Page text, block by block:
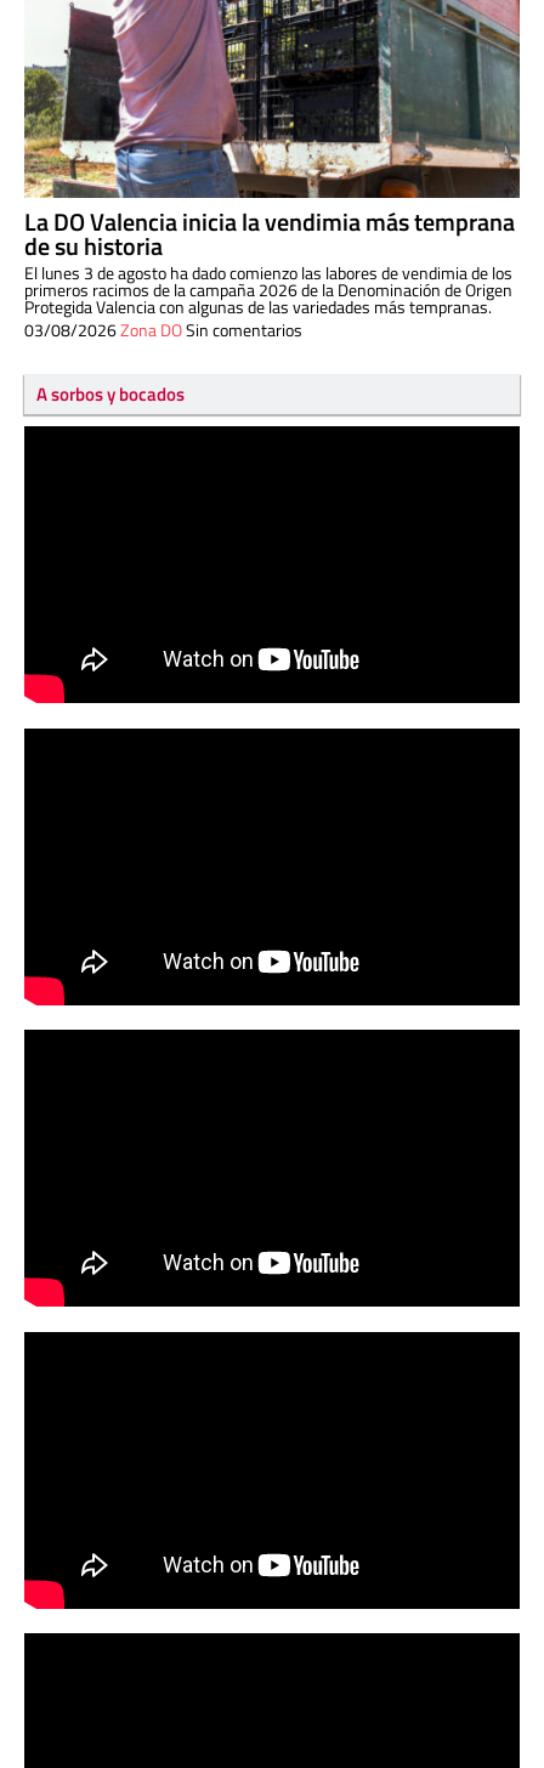
La DO Valencia inicia la vendimia más temprana
de su historia
El lunes 3 de agosto ha dado comienzo las labores de vendimia de los
primeros racimos de la campaña 2026 de la Denominación de Origen
Protegida Valencia con algunas de las variedades más tempranas.
03/08/2026Zona DOSin comentarios
A sorbos y bocados